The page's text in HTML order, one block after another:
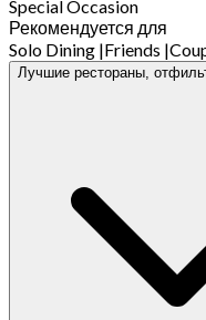
Special Occasion
Рекомендуется для
Solo Dining |Friends |
Лучшие рестораны,